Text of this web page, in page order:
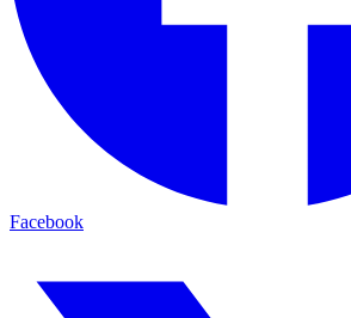
Facebook